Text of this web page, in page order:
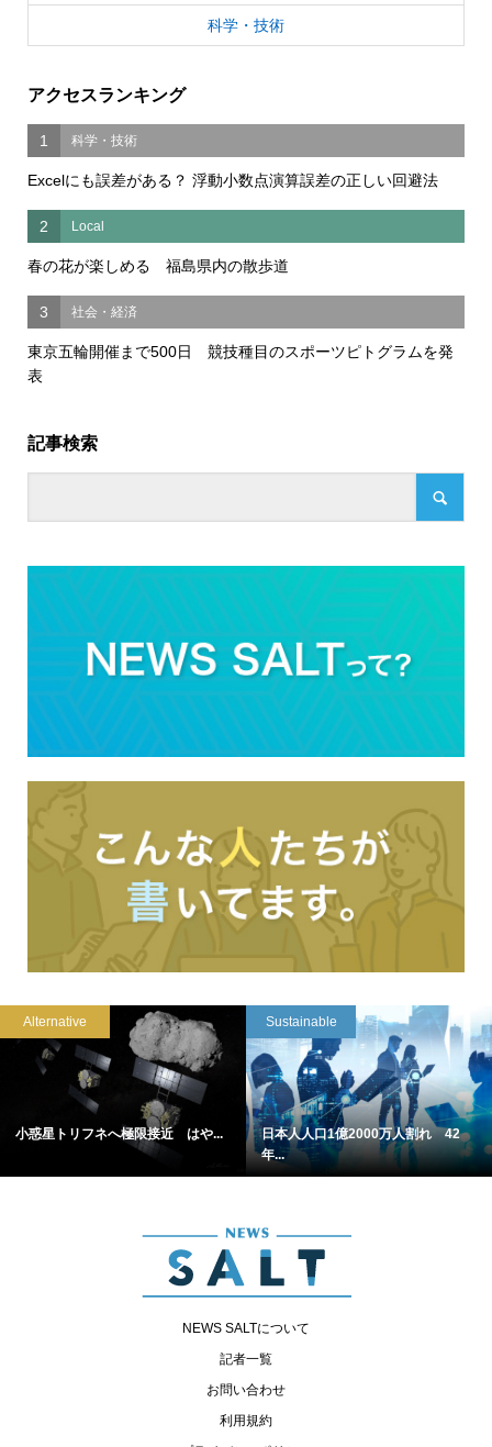
科学・技術
アクセスランキング
1 科学・技術
Excelにも誤差がある？ 浮動小数点演算誤差の正しい回避法
2 Local
春の花が楽しめる 福島県内の散歩道
3 社会・経済
東京五輪開催まで500日 競技種目のスポーツピトグラムを発
表
記事検索
Alternative
小惑星トリフネへ極限接近 はや...
Sustainable
日本人人口1億2000万人割れ 42
年...
NEWS SALTについて
記者一覧
お問い合わせ
利用規約